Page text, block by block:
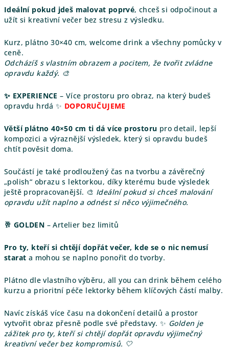
Ideální pokud jdeš malovat poprvé, chceš si odpočinout a
užít si kreativní večer bez stresu z výsledku.
Kurz, plátno 30×40 cm, welcome drink a všechny pomůcky v
ceně.
Odcházíš s vlastním obrazem a pocitem, že tvořit zvládne
opravdu každý. 🎨
✨ EXPERIENCE – Více prostoru pro obraz, na který budeš
opravdu hrdá ✨ DOPORUČUJEME
Větší plátno 40×50 cm ti dá více prostoru pro detail, lepší
kompozici a výraznější výsledek, který si opravdu budeš
chtít pověsit doma.
Součástí je také prodloužený čas na tvorbu a závěrečný
„polish“ obrazu s lektorkou, díky kterému bude výsledek
ještě propracovanější. 🎨 Ideální pokud si chceš malování
opravdu užít naplno a odnést si něco výjimečného.
🥂 GOLDEN – Artelier bez limitů
Pro ty, kteří si chtějí dopřát večer, kde se o nic nemusí
starat a mohou se naplno ponořit do tvorby.
Plátno dle vlastního výběru, all you can drink během celého
kurzu a prioritní péče lektorky během klíčových částí malby.
Navíc získáš více času na dokončení detailů a prostor
vytvořit obraz přesně podle své představy. ✨ Golden je
zážitek pro ty, kteří si chtějí dopřát opravdu výjimečný
kreativní večer bez kompromisů. 🤍